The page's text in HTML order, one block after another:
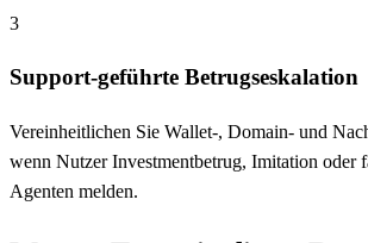
3
Support-geführte Betrugseskalation
Vereinheitlichen Sie Wallet-, Domain- und
wenn Nutzer Investmentbetrug, Imitation oder
Agenten melden.